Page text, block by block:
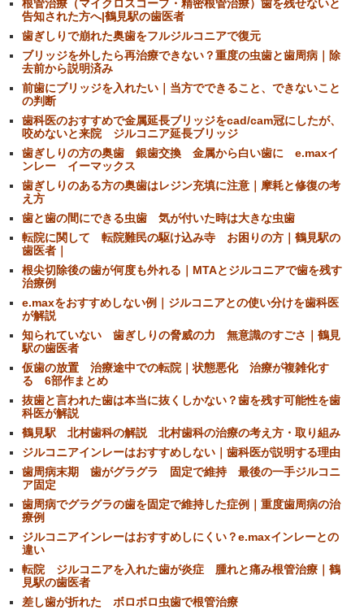
根管治療（マイクロスコープ・精密根管治療）歯を残せないと
告知された方へ|鶴見駅の歯医者
歯ぎしりで崩れた奥歯をフルジルコニアで復元
ブリッジを外したら再治療できない？重度の虫歯と歯周病｜除
去前から説明済み
前歯にブリッジを入れたい｜当方でできること、できないこと
の判断
歯科医のおすすめで金属延長ブリッジをcad/cam冠にしたが、
咬めないと来院 ジルコニア延長ブリッジ
歯ぎしりの方の奥歯 銀歯交換 金属から白い歯に e.maxイ
ンレー イーマックス
歯ぎしりのある方の奥歯はレジン充填に注意｜摩耗と修復の考
え方
歯と歯の間にできる虫歯 気が付いた時は大きな虫歯
転院に関して 転院難民の駆け込み寺 お困りの方｜鶴見駅の
歯医者｜
根尖切除後の歯が何度も外れる｜MTAとジルコニアで歯を残す
治療例
e.maxをおすすめしない例｜ジルコニアとの使い分けを歯科医
が解説
知られていない 歯ぎしりの脅威の力 無意識のすごさ｜鶴見
駅の歯医者
仮歯の放置 治療途中での転院｜状態悪化 治療が複雑化す
る 6部作まとめ
抜歯と言われた歯は本当に抜くしかない？歯を残す可能性を歯
科医が解説
鶴見駅 北村歯科の解説 北村歯科の治療の考え方・取り組み
ジルコニアインレーはおすすめしない｜歯科医が説明する理由
歯周病末期 歯がグラグラ 固定で維持 最後の一手ジルコニ
ア固定
歯周病でグラグラの歯を固定で維持した症例｜重度歯周病の治
療例
ジルコニアインレーはおすすめしにくい？e.maxインレーとの
違い
転院 ジルコニアを入れた歯が炎症 腫れと痛み根管治療｜鶴
見駅の歯医者
差し歯が折れた ボロボロ虫歯で根管治療